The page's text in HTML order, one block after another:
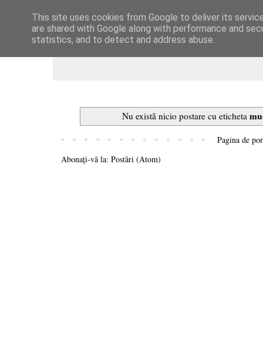
Dulcegarii culinare
Nu există nicio postare cu eticheta
Pagina de
Abonați-vă la: Postări (Atom)
This site uses cookies from Google to deliver its
are shared with Google along with performance and
statistics, and to detect and address abuse.